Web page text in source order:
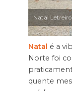
Natal Letreiro
Natal é a
Norte foi
quente